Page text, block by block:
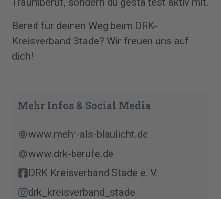
Traumberuf, sondern du gestaltest aktiv mit.
Bereit für deinen Weg beim DRK-
Kreisverband Stade? Wir freuen uns auf
dich!
Mehr Infos & Social Media
www.mehr-als-blaulicht.de
www.drk-berufe.de
DRK Kreisverband Stade e. V.
drk_kreisverband_stade